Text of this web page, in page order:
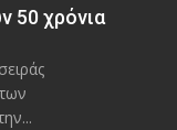
50 χρόνια